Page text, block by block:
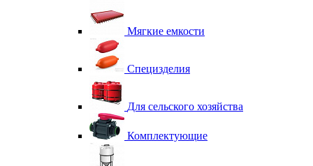
Мягкие емкости
Специзделия
Для сельского хозяйства
Комплектующие